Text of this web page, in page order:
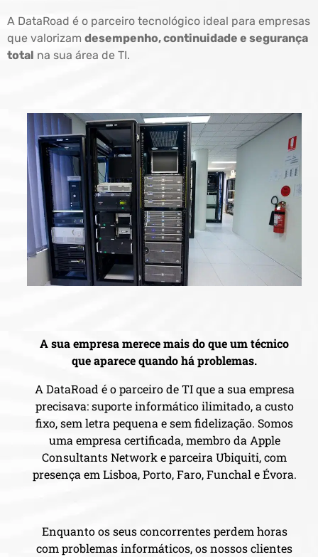
A DataRoad é o parceiro tecnológico ideal para empresas
que valorizam desempenho, continuidade e segurança
total na sua área de TI.
A sua empresa merece mais do que um técnico
que aparece quando há problemas.
A DataRoad é o parceiro de TI que a sua empresa
precisava: suporte informático ilimitado, a custo
fixo, sem letra pequena e sem fidelização. Somos
uma empresa certificada, membro da Apple
Consultants Network e parceira Ubiquiti, com
presença em Lisboa, Porto, Faro, Funchal e Évora.
Enquanto os seus concorrentes perdem horas
com problemas informáticos, os nossos clientes